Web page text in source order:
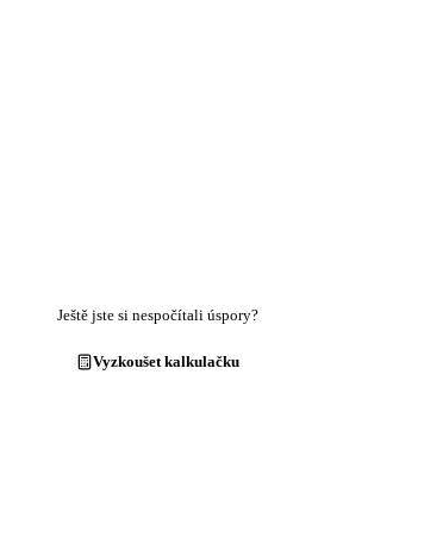
Ještě jste si nespočítali úspory?
Vyzkoušet kalkulačku